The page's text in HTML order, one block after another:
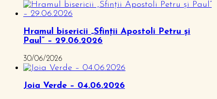
Hramul bisericii „Sfinții Apostoli Petru și
Paul” – 29.06.2026
30/06/2026
Joia Verde – 04.06.2026